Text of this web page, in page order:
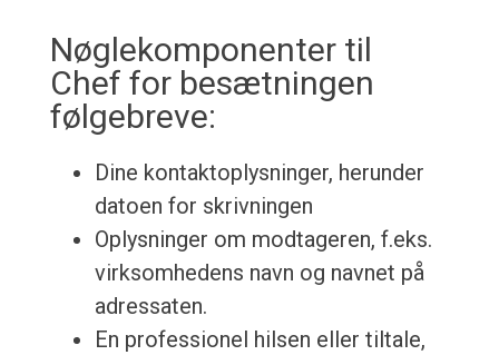
Nøglekomponenter til
Chef for besætningen
følgebreve:
Dine kontaktoplysninger, herunder
datoen for skrivningen
Oplysninger om modtageren, f.eks.
virksomhedens navn og navnet på
adressaten.
En professionel hilsen eller tiltale,